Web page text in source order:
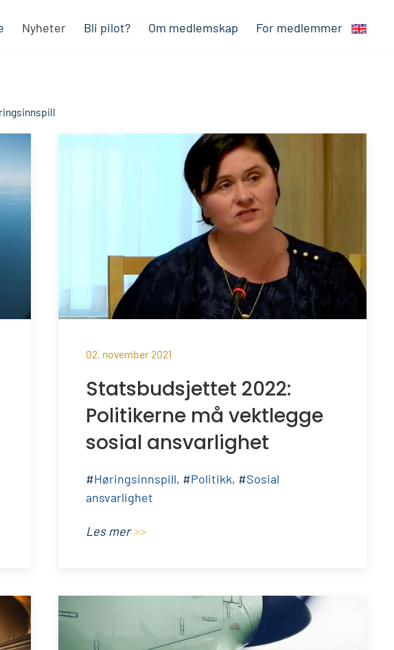
Nyheter Bli pilot? Om medlemskap For medlemmer
02. november 2021
Statsbudsjettet 2022:
Politikerne må vektlegge
sosial ansvarlighet
#Høringsinnspill, #Politikk, #Sosial
ansvarlighet
Les mer>>